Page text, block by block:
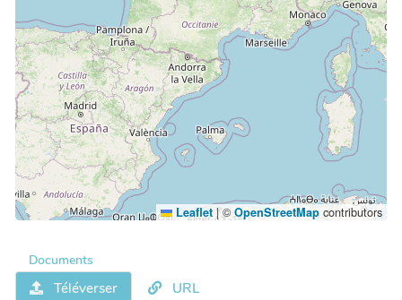
Leaflet |©OpenStreetMap contributors
Documents
Téléverser URL